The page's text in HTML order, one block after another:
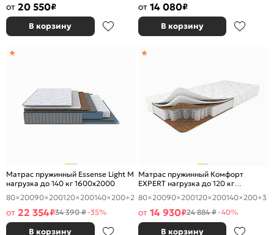
от 20 550₽
В корзину
от 14 080₽
В корзину
Матрас пружинный Essense Light M
нагрузка до 140 кг 1600x2000
80×20090×200120×200140×200+2
от 22 354₽34 390 ₽-35%
В корзину
Матрас пружинный Комфорт
EXPERT нагрузка до 120 кг
1600x2000
80×20090×200120×200140×200+3
от 14 930₽24 884 ₽-40%
В корзину